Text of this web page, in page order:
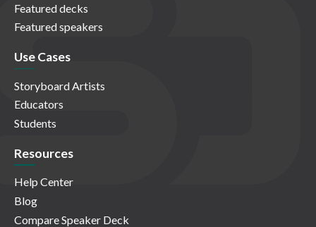
Featured decks
Featured speakers
Use Cases
Storyboard Artists
Educators
Students
Resources
Help Center
Blog
Compare Speaker Deck